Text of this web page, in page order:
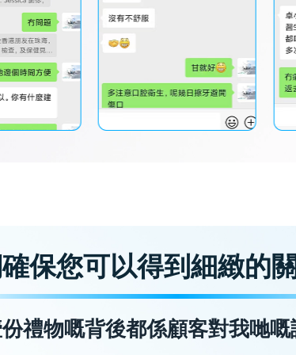
保您可以得到細緻的
禮物嘅背後都係顧客對我哋